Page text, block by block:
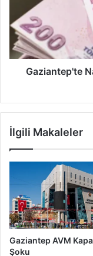
u
m
a
a
r
M
a
n
e
p
z
a
n
ı
Gaziantep'te
İlgili Makaleler
Gaziantep AVM
Şoku